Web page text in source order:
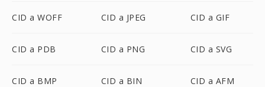
CID a WOFF CID a JPEG CID a GIF
CID a PDB CID a PNG CID a SVG
CID a BMP CID a BIN CID a AFM